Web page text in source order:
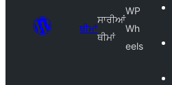
ਥੀਮਾਂ
ਸਾਰੀਆਂ
ਥੀਮਾਂ
WP
Wh
eels